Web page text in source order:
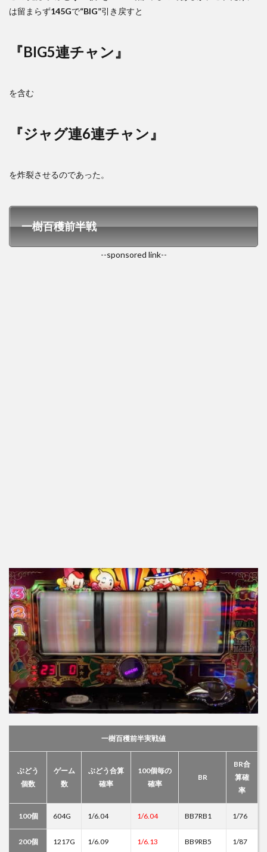
は留まらず145Gで“BIG”引き戻すと
『BIG5連チャン』
を含む
『ジャグ連6連チャン』
を炸裂させるのであった。
一樹百穫前半戦
--sponsored link--
一樹百穫前半実戦値
ぶどう
個数
ゲーム
数
ぶどう合算
確率
100個毎の
確率
BR
BR合
算確
率
100個 604G 1/6.04 1/6.04 BB7RB1 1/76
200個 1217G 1/6.09 1/6.13 BB9RB5 1/87